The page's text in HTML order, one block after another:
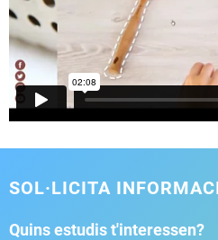
SOL·LICITA
Quins estudis t'interessen?